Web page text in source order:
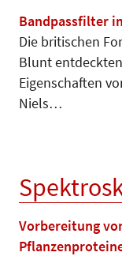
Bandpassfilter
Die britischen
Blunt
Eigenschaften
Niels…
Vorbereitung